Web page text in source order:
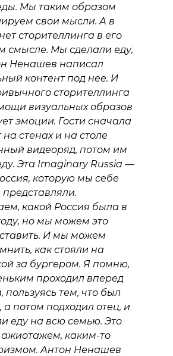
Мы таким образом
свои мысли. А в
сторителлинга в его
смысле. Мы сделали еду,
Ненашев написал
контент под нее. И
сторителлинга
визуальных образов
эмоции. Гости сначала
на стенах и на столе
видеоряд, потом им
Эта Imaginary Russia —
которую мы себе
представляли.
какой Россия была в
но мы можем это
И мы можем
как стояли на
за бургером. Я помню,
проходил вперед
пользуясь тем, что был
а потом подходил отец, и
еду на всю семью. Это
ажиотажем, каким-то
Антон Ненашев